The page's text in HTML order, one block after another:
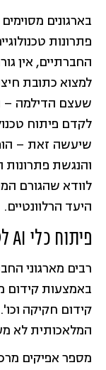
בארגונים
פתרונות
החברתיים, אין
למצוא כתובת
שעצם הדילמה –
לקדם פיתוח
שיעשה זאת –
והנגשת פתרונות
לוודא שהגורם
היעד הרלוונטיים.
פיתוח כלי AI לטובת חקיקה, מוניטורינג ולובי
רבים מארגוני
באמצעות קידום
קידום חקיקה
המלאכותית לא
מספר אפיקים